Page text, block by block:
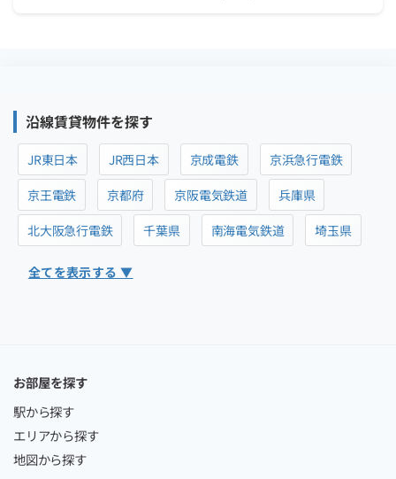
沿線賃貸物件を探す
JR東日本 JR西日本 京成電鉄
京浜急行電鉄
京王電鉄
京都府 京阪電気鉄道
兵庫県
北大阪急行電鉄
千葉県 南海電気鉄道 埼玉県
全てを表示する ▼
お部屋を探す
駅から探す
エリアから探す
地図から探す